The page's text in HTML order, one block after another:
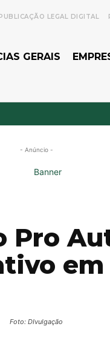
LEGAL DIGITAL
GERAIS
- Anúncio -
Pro
em
Foto: DIvulgação